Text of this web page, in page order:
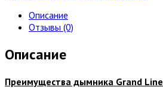
Описание
Отзывы (0)
Описание
Преимущества дымника Grand Line